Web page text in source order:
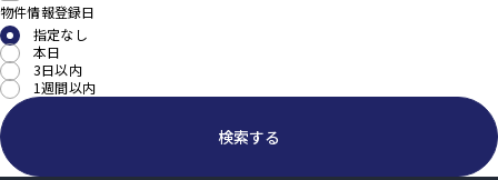
物件情報登録日
指定なし
本日
3日以内
1週間以内
検索する